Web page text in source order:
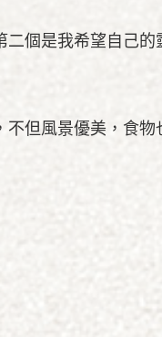
個是我希望自己
但風景優美，食